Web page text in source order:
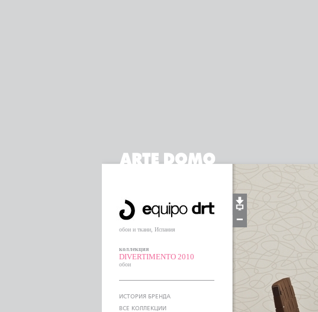
обои и ткани, Испания
коллекция
DIVERTIMENTO 2010
обои
ИСТОРИЯ БРЕНДА
ВСЕ КОЛЛЕКЦИИ